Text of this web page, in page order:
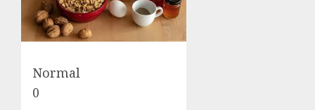
Normal
0